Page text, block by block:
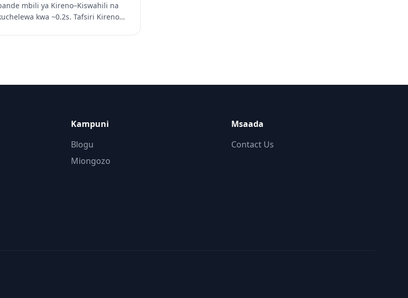
mbili ya Kireno–Kiswahili na
kwa ~0.2s. Tafsiri Kireno
Kampuni
Blogu
Miongozo
Msaada
Contact Us